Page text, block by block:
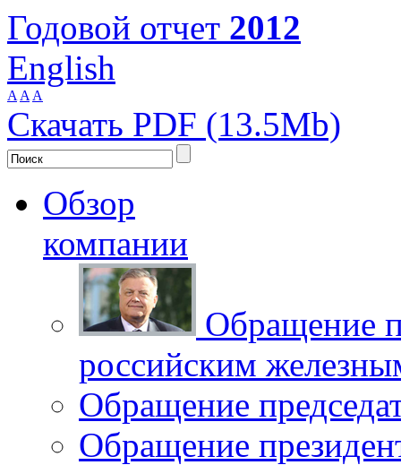
Годовой отчет 2012
English
A A A
Скачать PDF (13.5Mb)
Обзор
компании
Обращение
российским
Обращение
Обращение